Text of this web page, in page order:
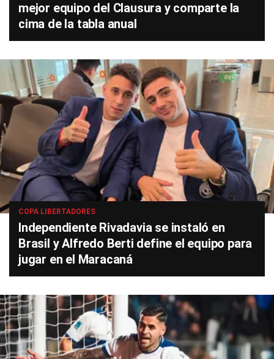
mejor equipo del Clausura y comparte la
cima de la tabla anual
COPA LIBERTADORES
Independiente Rivadavia se instaló en
Brasil y Alfredo Berti define el equipo para
jugar en el Maracaná